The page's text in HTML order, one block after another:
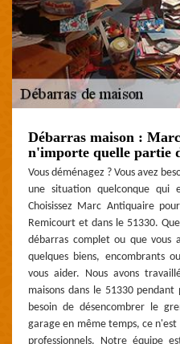
Débarras maison :
n'importe quelle partie
Vous déménagez ? Vous avez
une situation quelconque qui
Choisissez Marc Antiquaire
Remicourt et dans le 51330.
débarras complet ou que vous
quelques biens, encombrants
vous aider. Nous avons
maisons dans le 51330
besoin de désencombrer le
garage en même temps, ce
professionnels. Notre équipe